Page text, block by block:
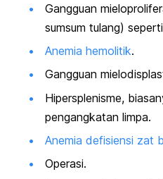
Gangguan
sumsum tulang)
Anemia hemolitik.
Gangguan
Hipersplenisme,
pengangkatan limpa.
Anemia defisiensi zat
Operasi.